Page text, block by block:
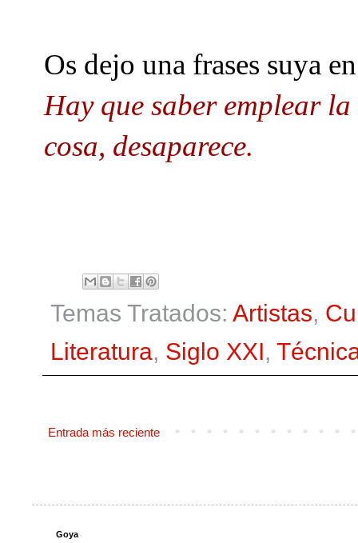
Os dejo una frases suya
Hay que saber emplear
cosa, desaparece.
Temas Tratados: Artistas,
Literatura, Siglo XXI,
Entrada más reciente
Goya